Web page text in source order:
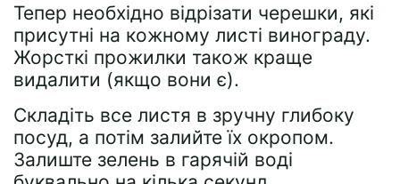
Тепер необхідно відрізати черешки, які
присутні на кожному листі винограду.
Жорсткі прожилки також краще
видалити (якщо вони є).
Складіть все листя в зручну глибоку
посуд, а потім залийте їх окропом.
Залиште зелень в гарячій воді